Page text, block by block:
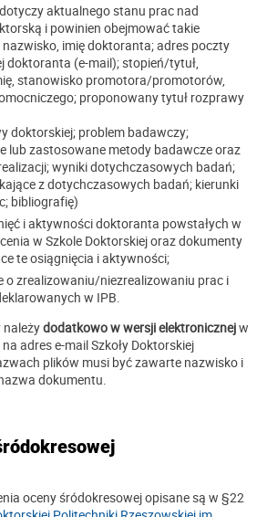
aktualnego stanu prac nad
i powinien obejmować takie
nazwisko, imię doktoranta; adres poczty
doktoranta (e-mail); stopień/tytuł,
stanowisko promotora/promotorów,
proponowany tytuł rozprawy
doktorskiej; problem badawczy;
lub zastosowane metody badawcze oraz
wyniki dotychczasowych badań;
z dotychczasowych badań; kierunki
bibliografię)
i aktywności doktoranta powstałych w
w Szkole Doktorskiej oraz dokumenty
te osiągnięcia i aktywności;
o zrealizowaniu/niezrealizowaniu prac i
w IPB.
należydodatkowo w wersji elektronicznejw
adres e-mail Szkoły Doktorskiej
plików musi być zawarte nazwisko i
dokumentu.
oceny śródokresowej opisane są w §22